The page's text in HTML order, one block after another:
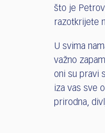
što je
razotkrijete
U svima
važno
oni su pravi
iza vas sve
prirodna,